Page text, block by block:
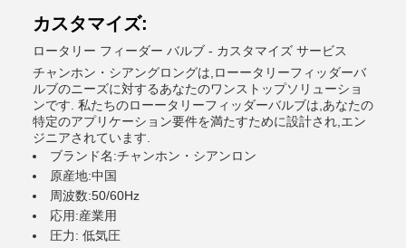
カスタマイズ:
ロータリー フィーダー バルブ - カスタマイズ サービス
チャンホン・シアングロングは,ローータリーフィッダーバ
ルブのニーズに対するあなたのワンストップソリューショ
ンです. 私たちのローータリーフィッダーバルブは,あなたの
特定のアプリケーション要件を満たすために設計され,エン
ジニアされています.
ブランド名:チャンホン・シアンロン
原産地:中国
周波数:50/60Hz
応用:産業用
圧力: 低気圧